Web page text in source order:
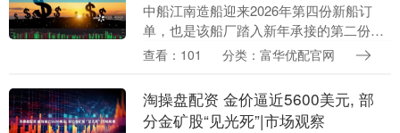
中船江南造船迎来2026年第四份新船订
单，也是该船厂踏入新年承接的第二份超
大型液氨运输船（VLAC）造船合同。截至
艘新船....
查看：101 分类：富华优配官网
淘操盘配资 金价逼近5600美元, 部
分金矿股“见光死”|市场观察